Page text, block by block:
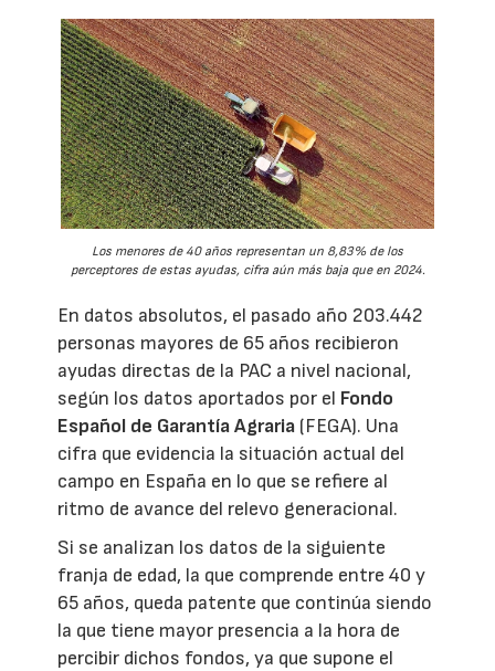
Los menores de 40 años representan un 8,83% de los
perceptores de estas ayudas, cifra aún más baja que en 2024.
En datos absolutos, el pasado año 203.442
personas mayores de 65 años recibieron
ayudas directas de la PAC a nivel nacional,
según los datos aportados por el Fondo
Español de Garantía Agraria (FEGA). Una
cifra que evidencia la situación actual del
campo en España en lo que se refiere al
ritmo de avance del relevo generacional.
Si se analizan los datos de la siguiente
franja de edad, la que comprende entre 40 y
65 años, queda patente que continúa siendo
la que tiene mayor presencia a la hora de
percibir dichos fondos, ya que supone el